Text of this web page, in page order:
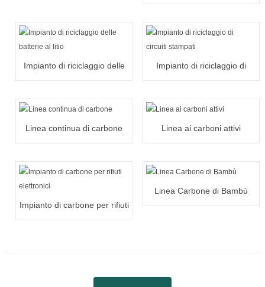
Impianto di riciclaggio delle
Impianto di riciclaggio di
Linea continua di carbone Linea ai carboni attivi
Impianto di carbone per rifiuti
Linea Carbone di Bambù